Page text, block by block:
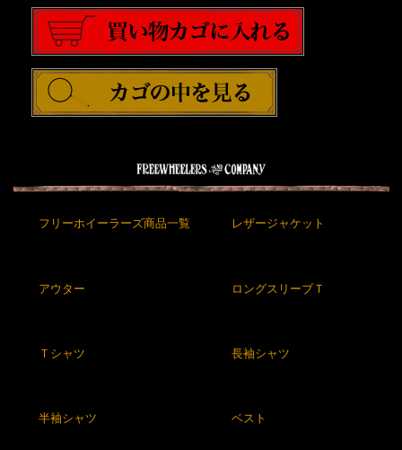
フリーホイーラーズ商品一覧 レザージャケット
アウター ロングスリーブＴ
Ｔシャツ 長袖シャツ
半袖シャツ ベスト